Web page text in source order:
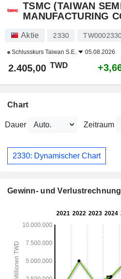
TSMC (TAIWAN
MANUFACTURING
Aktie 2330
Schlusskurs Taiwan S.E. 05.08.2026
2.405,00 TWD
Chart
Dauer Zeitraum
2330: Dynamischer Chart
Gewinn- und